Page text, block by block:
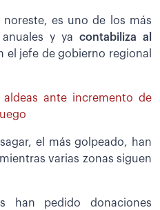
noreste, es uno de los más
y ya contabiliza al
el jefe de gobierno regional
aldeas ante incremento de
el más golpeado, han
varias zonas siguen
han pedido donaciones